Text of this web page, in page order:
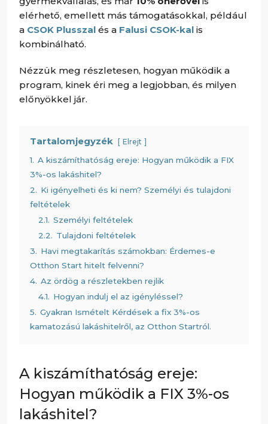
elérhető, emellett más támogatásokkal, például
a CSOK Plusszal és a Falusi CSOK-kal is
kombinálható.
Nézzük meg részletesen, hogyan működik a
program, kinek éri meg a legjobban, és milyen
előnyökkel jár.
Tartalomjegyzék Elrejt
1. A kiszámíthatóság ereje: Hogyan működik a FIX
3%-os lakáshitel?
2. Ki igényelheti és ki nem? Személyi és tulajdoni
feltételek
2.1. Személyi feltételek
2.2. Tulajdoni feltételek
3. Havi megtakarítás számokban: Érdemes-e
Otthon Start hitelt felvenni?
4. Az ördög a részletekben rejlik
4.1. Hogyan indulj el az igényléssel?
5. Gyakran Ismételt Kérdések a fix 3%-os
kamatozású lakáshitelről, az Otthon Startról.
A kiszámíthatóság ereje:
Hogyan működik a FIX 3%-os
lakáshitel?